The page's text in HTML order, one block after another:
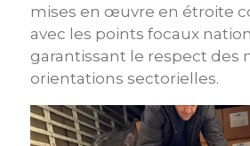
mises en œuvre en étroite
avec les points focaux
garantissant le respect des
orientations sectorielles.